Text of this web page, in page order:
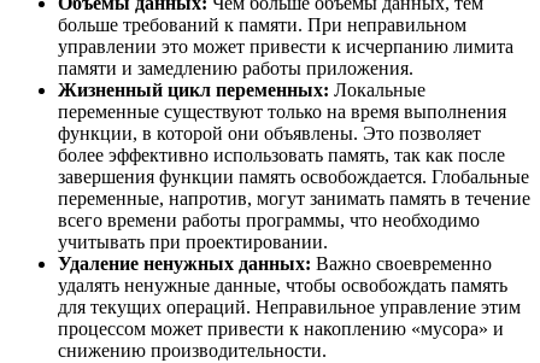
больше требований к памяти. При неправильном
управлении это может привести к исчерпанию лимита
памяти и замедлению работы приложения.
Жизненный цикл переменных: Локальные
переменные существуют только на время выполнения
функции, в которой они объявлены. Это позволяет
более эффективно использовать память, так как после
завершения функции память освобождается. Глобальные
переменные, напротив, могут занимать память в течение
всего времени работы программы, что необходимо
учитывать при проектировании.
Удаление ненужных данных: Важно своевременно
удалять ненужные данные, чтобы освобождать память
для текущих операций. Неправильное управление этим
процессом может привести к накоплению «мусора» и
снижению производительности.